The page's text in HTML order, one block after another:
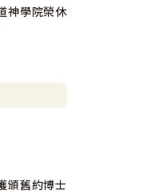
神學院榮休
頒舊約博士